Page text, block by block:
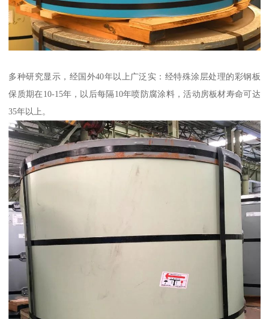
多种研究显示，经国外40年以上广泛实：经特殊涂层处理的彩钢板
保质期在10-15年，以后每隔10年喷防腐涂料，活动房板材寿命可达
35年以上。